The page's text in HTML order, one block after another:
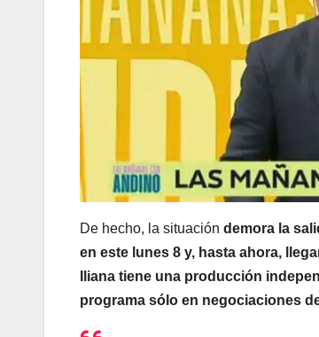
De hecho, la situación demora la
en este lunes 8 y, hasta ahora,
Iliana tiene una producción
programa sólo en negociaciones